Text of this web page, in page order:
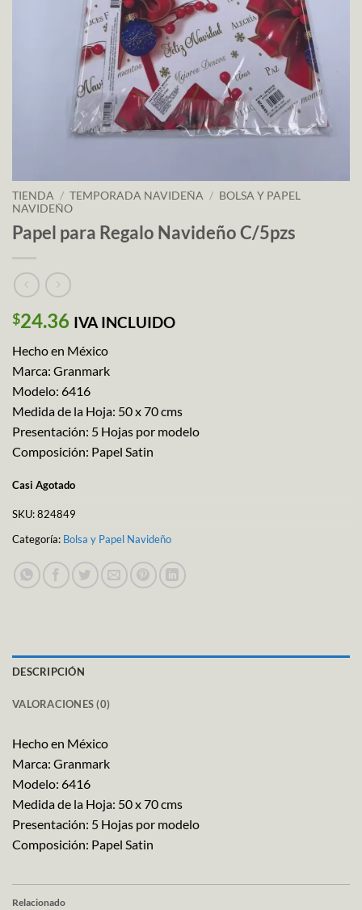
TIENDA / TEMPORADA NAVIDEÑA / BOLSA Y PAPEL
NAVIDEÑO
Papel para Regalo Navideño C/5pzs
$24.36 IVA INCLUIDO
Hecho en México
Marca: Granmark
Modelo: 6416
Medida de la Hoja: 50 x 70 cms
Presentación: 5 Hojas por modelo
Composición: Papel Satin
Casi Agotado
SKU:824849
Categoría: Bolsa y Papel Navideño
DESCRIPCIÓN
VALORACIONES (0)
Hecho en México
Marca: Granmark
Modelo: 6416
Medida de la Hoja: 50 x 70 cms
Presentación: 5 Hojas por modelo
Composición: Papel Satin
Relacionado